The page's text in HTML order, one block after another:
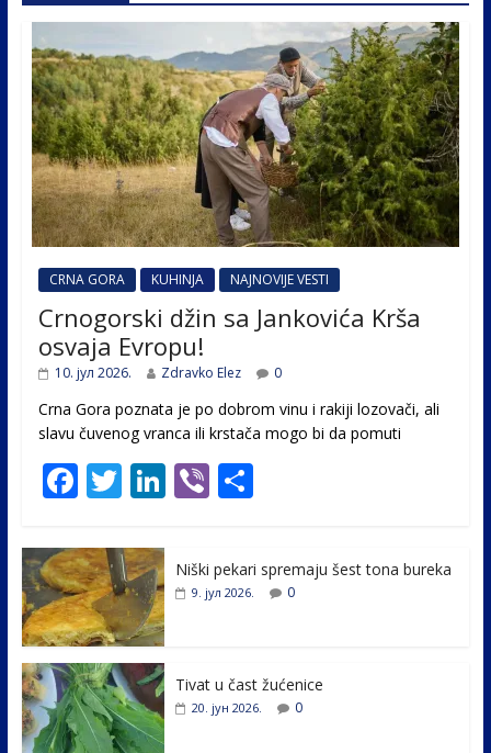
CRNA GORA KUHINJA NAJNOVIJE VESTI
Crnogorski džin sa Jankovića Krša
osvaja Evropu!
10. јул 2026. Zdravko Elez 0
Crna Gora poznata je po dobrom vinu i rakiji lozovači, ali
slavu čuvenog vranca ili krstača mogo bi da pomuti
F
e
b
o
o
k
T
itt
er
Li
e
Vi
er
S
e
Niški pekari spremaju šest tona bureka
9. јул 2026. 0
Tivat u čast žućenice
20. јун 2026. 0